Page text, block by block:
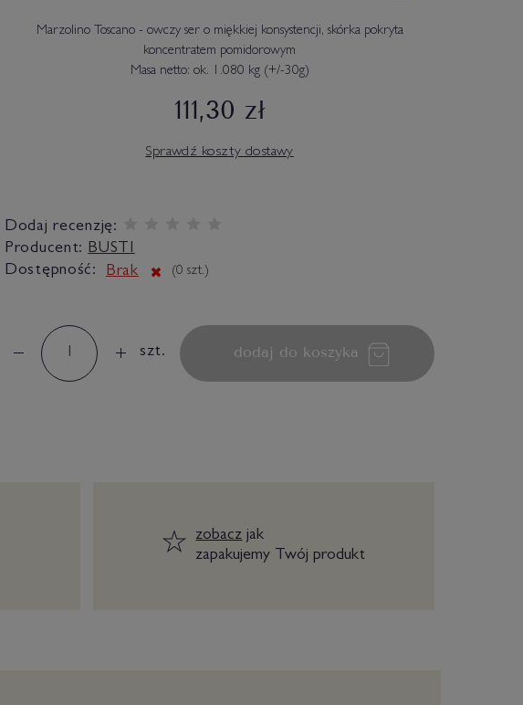
Marzolino Toscano - owczy ser o miękkiej konsystencji, skórka pokryta
koncentratem pomidorowym
Masa netto: ok. 1.080 kg (+/-30g)
111,30 zł
Sprawdź koszty dostawy
Dodaj recenzję:
Producent: BUSTI
Dostępność:
Brak (0 szt.)
szt. dodaj do koszyka
zobaczjak
zapakujemy Twój produkt